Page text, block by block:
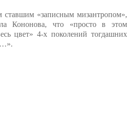
ставшим «записным мизантропом»,
Кононова, что «просто в этом
цвет» 4-х поколений тогдашних